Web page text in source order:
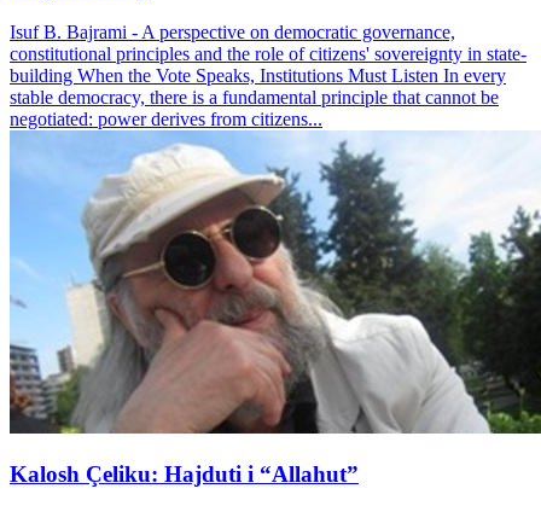
Isuf B. Bajrami - A perspective on democratic governance,
constitutional principles and the role of citizens' sovereignty in state-
building When the Vote Speaks, Institutions Must Listen In every
stable democracy, there is a fundamental principle that cannot be
negotiated: power derives from citizens...
Kalosh Çeliku: Hajduti i “Allahut”